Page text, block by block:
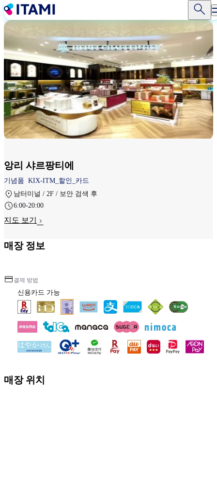
주
요
콘
츠
로
너
뛰
기
앙리 샤르팡티에
기념품 KIX-ITM_할인_카드
남터미널 / 2F / 보안 검색 후
6:00-20:00
지도 보기
매장 정보
결제 방법
신용카드 가능
매장 위치